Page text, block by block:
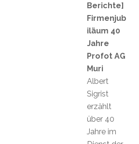
Berichte]
Firmenjub
iläum 40
Jahre
Profot AG
Muri
Albert
Sigrist
erzählt
über 40
Jahre im